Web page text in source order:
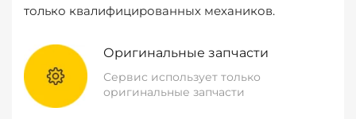
только квалифицированных механиков.
Оригинальные запчасти
Сервис использует только
оригинальные запчасти